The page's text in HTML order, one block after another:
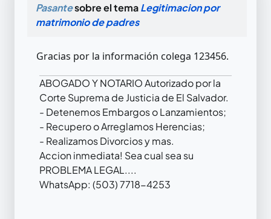
Pasantesobre el temaLegitimacion por
matrimonio de padres
Gracias por la información colega 123456.
ABOGADO Y NOTARIO Autorizado por la
Corte Suprema de Justicia de El Salvador.
- Detenemos Embargos o Lanzamientos;
- Recupero o Arreglamos Herencias;
- Realizamos Divorcios y mas.
Accion inmediata! Sea cual sea su
PROBLEMA LEGAL....
WhatsApp: (503) 7718-4253